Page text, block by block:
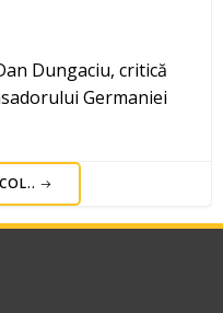
Dungaciu, critică
Germaniei